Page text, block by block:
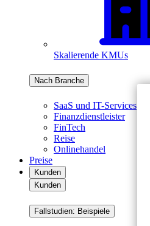
Skalierende KMUs
Nach Branche
SaaS und IT-Services
Finanzdienstleister
FinTech
Reise
Onlinehandel
Preise
Kunden
Kunden
Fallstudien: Beispiele